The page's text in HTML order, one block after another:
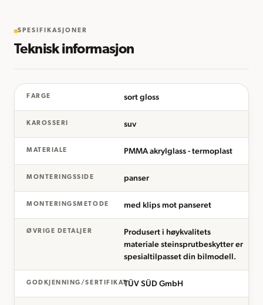
SPESIFIKASJONER
Teknisk informasjon
FARGE sort gloss
KAROSSERI suv
MATERIALE PMMA akrylglass - termoplast
MONTERINGSSIDE panser
MONTERINGSMETODE med klips mot panseret
ØVRIGE DETALJER
Produsert i høykvalitets
materiale steinsprutbeskytter er
spesialtilpasset din bilmodell.
GODKJENNING/SERTIFIKATTÜV SÜD GmbH